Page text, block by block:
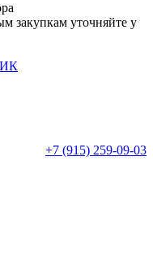
закупкам уточняйте у
+7 (915) 259-09-03